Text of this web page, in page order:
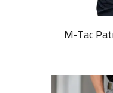
M-Tac